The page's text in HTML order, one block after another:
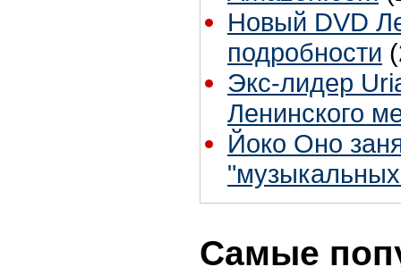
Новый DVD
подробности
Экс-лидер
Ленинского
Йоко Оно
Самые